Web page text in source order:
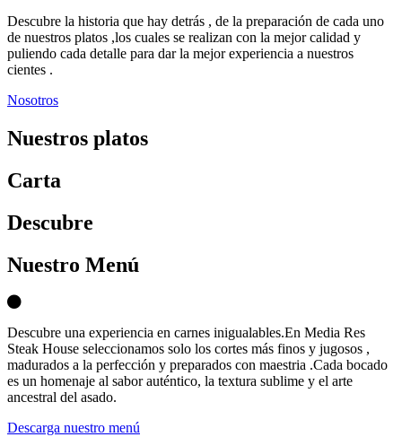
Descubre la historia que hay detrás , de la preparación de cada uno
de nuestros platos ,los cuales se realizan con la mejor calidad y
puliendo cada detalle para dar la mejor experiencia a nuestros
cientes .
Nosotros
Nuestros platos
Carta
Descubre
Nuestro Menú
Descubre una experiencia en carnes inigualables.En Media Res
Steak House seleccionamos solo los cortes más finos y jugosos ,
madurados a la perfección y preparados con maestria .Cada bocado
es un homenaje al sabor auténtico, la textura sublime y el arte
ancestral del asado.
Descarga nuestro menú